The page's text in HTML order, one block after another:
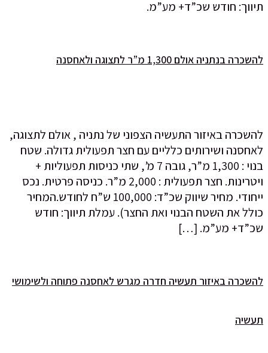
תיווך: חודש שכ”ד+ מע”מ.
להשכרה בנתניה אולם 1,300 מ”ר לתצוגה ולאחסנה
להשכרה באיזור התעשיה הצפוני של נתניה , אולם לתצוגה,
לאחסנה ושירותים כלליים עם חצר תפעולית גדולה. שטח
בנוי : 1,300 מ”ר, גובה 7 מ’, שתי כניסות תפעוליות +
ויטרינות. חצר תפעולית : 2,000 מ”ר. כניסה פרטית. נכס
ייחודי. מחיר שיווק שכ”ד: 100,000 ש”ח לחודש.המחיר
כולל את השטח הבנוי ואת החצר). עמלת תיווך: חודש
שכ”ד+ מע”מ. […]
להשכרה באיזור תעשיה חדרה מגרש לאחסנה פתוחה ולשימושי
תעשיה